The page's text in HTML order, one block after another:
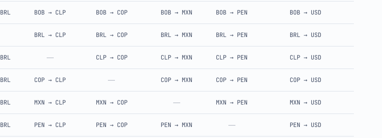
BRL BOB → CLP BOB→ COP BOB → MXN BOB → PEN BOB → USD
BRL → CLP BRL→ COP BRL → MXN BRL → PEN BRL → USD
BRL — CLP→ COP CLP → MXN CLP → PEN CLP → USD
BRL COP → CLP — COP → MXN COP → PEN COP → USD
BRL MXN → CLP MXN→ COP — MXN → PEN MXN → USD
BRL PEN → CLP PEN→ COP PEN → MXN — PEN → USD